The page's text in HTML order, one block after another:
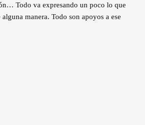
Todo va expresando un poco lo que
manera. Todo son apoyos a ese